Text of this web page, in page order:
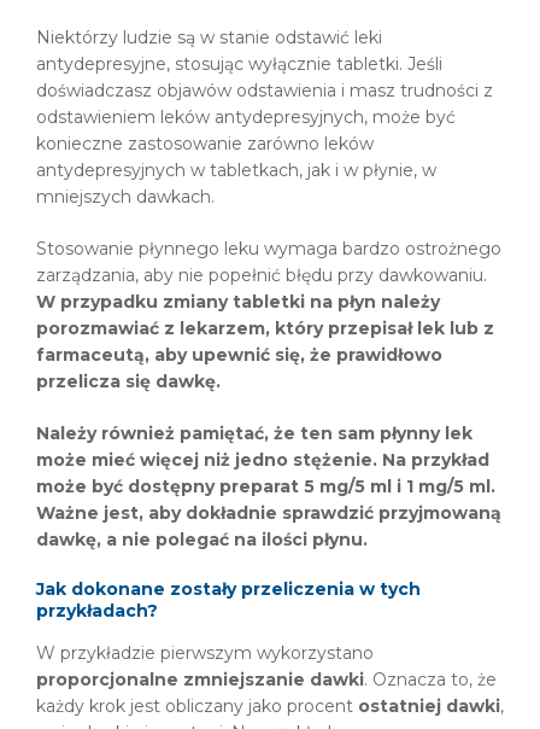
Niektórzy ludzie są w stanie odstawić leki
antydepresyjne, stosując wyłącznie tabletki. Jeśli
doświadczasz objawów odstawienia i masz trudności z
odstawieniem leków antydepresyjnych, może być
konieczne zastosowanie zarówno leków
antydepresyjnych w tabletkach, jak i w płynie, w
mniejszych dawkach.
Stosowanie płynnego leku wymaga bardzo ostrożnego
zarządzania, aby nie popełnić błędu przy dawkowaniu.
W przypadku zmiany tabletki na płyn należy
porozmawiać z lekarzem, który przepisał lek lub z
farmaceutą, aby upewnić się, że prawidłowo
przelicza się dawkę.
Należy również pamiętać, że ten sam płynny lek
może mieć więcej niż jedno stężenie. Na przykład
może być dostępny preparat 5 mg/5 ml i 1 mg/5 ml.
Ważne jest, aby dokładnie sprawdzić przyjmowaną
dawkę, a nie polegać na ilości płynu.
Jak dokonane zostały przeliczenia w tych
przykładach?
W przykładzie pierwszym wykorzystano
proporcjonalne zmniejszanie dawki. Oznacza to, że
każdy krok jest obliczany jako procent ostatniej dawki,